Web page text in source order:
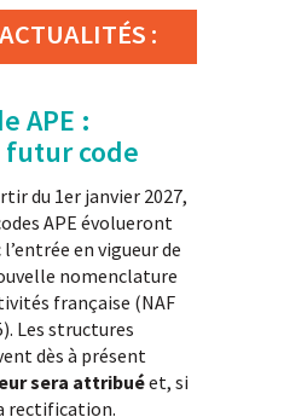
:
APE :
code
du 1er janvier 2027,
APE évolueront
l’entrée en vigueur de
nomenclature
française (NAF
Les structures
dès à présent
sera attribuéet, si
rectification.